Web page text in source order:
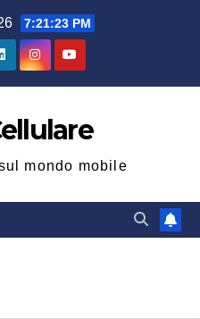
7:21:24 PM
mondo mobile